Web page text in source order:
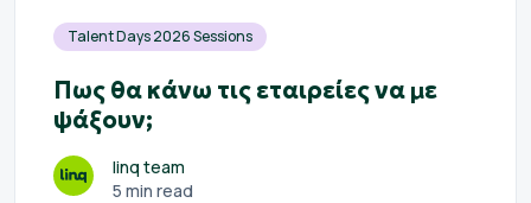
Talent Days 2026 Sessions
Πως θα κάνω τις εταιρείες να με
ψάξουν;
linq team
5 min read